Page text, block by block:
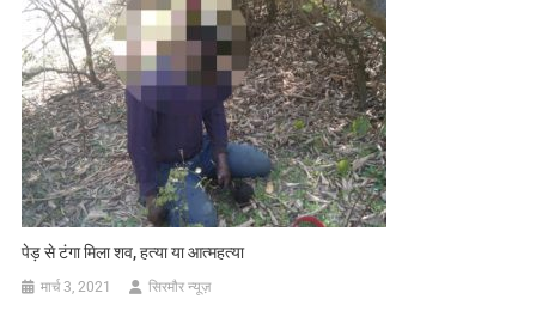
पेड़ से टंगा मिला शव, हत्या या आत्महत्या
मार्च 3, 2021 सिरमौर न्यूज़